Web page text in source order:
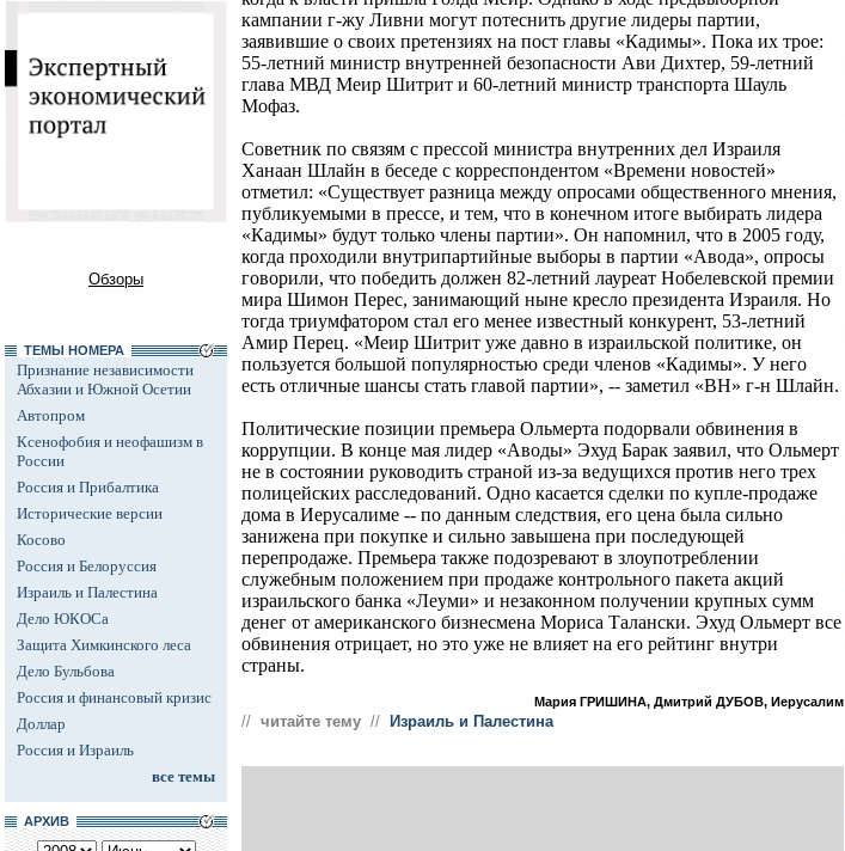
Обзоры
ТЕМЫ НОМЕРА
Признание независимости
Абхазии и Южной Осетии
Автопром
Ксенофобия и неофашизм в
России
Россия и Прибалтика
Исторические версии
Косово
Россия и Белоруссия
Израиль и Палестина
Дело ЮКОСа
Защита Химкинского леса
Дело Бульбова
Россия и финансовый кризис
Доллар
Россия и Израиль
все темы
АРХИВ
кампании г-жу Ливни могут потеснить другие лидеры партии,
заявившие о своих претензиях на пост главы «Кадимы». Пока их трое:
55-летний министр внутренней безопасности Ави Дихтер, 59-летний
глава МВД Меир Шитрит и 60-летний министр транспорта Шауль
Мофаз.
Советник по связям с прессой министра внутренних дел Израиля
Ханаан Шлайн в беседе с корреспондентом «Времени новостей»
отметил: «Существует разница между опросами общественного мнения,
публикуемыми в прессе, и тем, что в конечном итоге выбирать лидера
«Кадимы» будут только члены партии». Он напомнил, что в 2005 году,
когда проходили внутрипартийные выборы в партии «Авода», опросы
говорили, что победить должен 82-летний лауреат Нобелевской премии
мира Шимон Перес, занимающий ныне кресло президента Израиля. Но
тогда триумфатором стал его менее известный конкурент, 53-летний
Амир Перец. «Меир Шитрит уже давно в израильской политике, он
пользуется большой популярностью среди членов «Кадимы». У него
есть отличные шансы стать главой партии», -- заметил «ВН» г-н Шлайн.
Политические позиции премьера Ольмерта подорвали обвинения в
коррупции. В конце мая лидер «Аводы» Эхуд Барак заявил, что Ольмерт
не в состоянии руководить страной из-за ведущихся против него трех
полицейских расследований. Одно касается сделки по купле-продаже
дома в Иерусалиме -- по данным следствия, его цена была сильно
занижена при покупке и сильно завышена при последующей
перепродаже. Премьера также подозревают в злоупотреблении
служебным положением при продаже контрольного пакета акций
израильского банка «Леуми» и незаконном получении крупных сумм
денег от американского бизнесмена Мориса Талански. Эхуд Ольмерт все
обвинения отрицает, но это уже не влияет на его рейтинг внутри
страны.
Мария ГРИШИНА, Дмитрий ДУБОВ, Иерусалим
// читайте тему // Израиль и Палестина